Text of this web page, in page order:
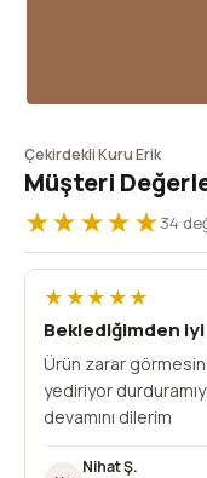
Çekirdekli Kuru Erik
Müşteri
★★★★★34
★★★★★
Beklediğimden iyi
Ürün zarar
yediriyor
devamını dilerim
Nihat Ş.